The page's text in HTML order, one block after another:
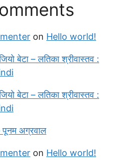
on Hello world!
बेटा – लतिका श्रीवास्तव :
बेटा – लतिका श्रीवास्तव :
पूनम अग्रवाल
on Hello world!